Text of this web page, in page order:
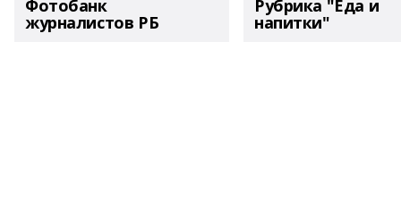
Фотобанк
журналистов РБ
Рубрика "Еда и
напитки"